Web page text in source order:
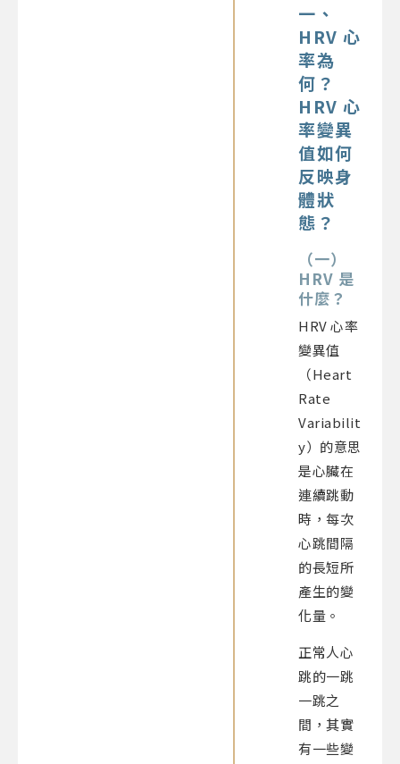
一、
HRV 心
率為
何？
HRV心
率變異
值如何
反映身
體狀
態？
（一）
HRV 是
什麼 ？
HRV 心率
變異值
（Heart
Rate
Variabilit
y）的意思
是心臟在
連續跳動
時，每次
心跳間隔
的長短所
產生的變
化量。
正常人心
跳的一跳
一跳之
間，其實
有一些變